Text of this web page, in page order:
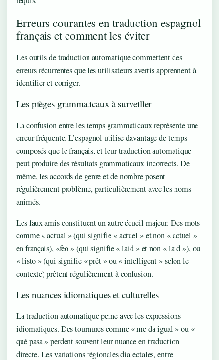
Erreurs courantes en traduction espagnol
français et comment les éviter
Les outils de traduction automatique commettent des
erreurs récurrentes que les utilisateurs avertis apprennent à
identifier et corriger.
Les pièges grammaticaux à surveiller
La confusion entre les temps grammaticaux représente une
erreur fréquente. L’espagnol utilise davantage de temps
composés que le français, et leur traduction automatique
peut produire des résultats grammaticaux incorrects. De
même, les accords de genre et de nombre posent
régulièrement problème, particulièrement avec les noms
animés.
Les faux amis constituent un autre écueil majeur. Des mots
comme « actual » (qui signifie « actuel » et non « actuel »
en français), «feo » (qui signifie « laid » et non « laid »), ou
« listo » (qui signifie « prêt » ou « intelligent » selon le
contexte) prêtent régulièrement à confusion.
Les nuances idiomatiques et culturelles
La traduction automatique peine avec les expressions
idiomatiques. Des tournures comme « me da igual » ou «
qué pasa » perdent souvent leur nuance en traduction
directe. Les variations régionales dialectales, entre